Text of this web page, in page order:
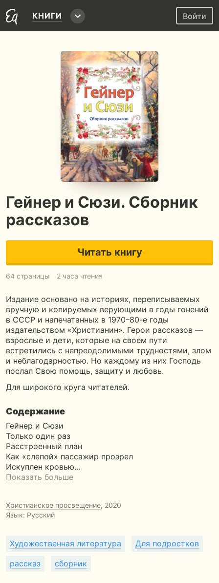
КНИГИ Войти
Гейнер и Сюзи. Сборник
рассказов
Читать книгу
64 страницы 2 часа чтения
Издание основано на историях, переписываемых
вручную и копируемых верующими в годы гонений
в СССР и напечатанных в 1970–80-е годы
издательством «Христианин». Герои рассказов —
взрослые и дети, которые на своем пути
встретились с непреодолимыми трудностями, злом
и неблагодарностью. Но каждому из них Господь
послал Свою помощь, защиту и любовь.
Для широкого круга читателей.
Содержание
Гейнер и Сюзи
Только один раз
Расстроенный план
Как «слепой» пассажир прозрел
Искуплен кровью…
Показать больше
Христианское просвещение, 2020
Язык: Русский
Художественная литература Для подростков
рассказ сборник